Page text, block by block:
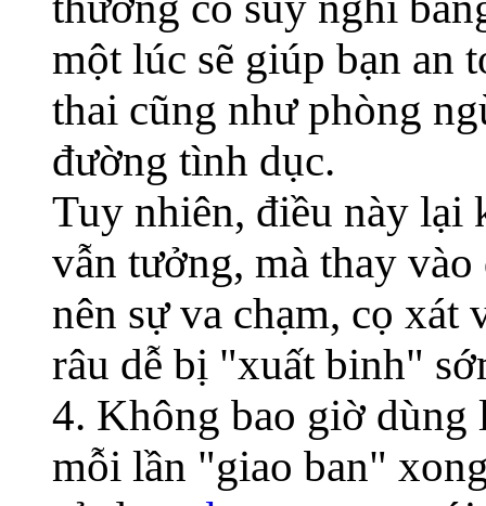
một lúc sẽ giúp bạn an
thai cũng như phòng
đường tình dục.
Tuy nhiên, điều này lại
vẫn tưởng, mà thay vào
nên sự va chạm, cọ
râu dễ bị "xuất binh"
4. Không bao giờ dùng
mỗi lần "giao ban"